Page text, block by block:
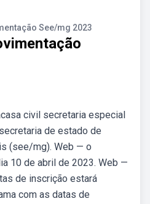
See/mg 2023
civil secretaria especial
de estado de
(see/mg). Web — o
10 de abril de 2023. Web —
de inscrição estará
com as datas de